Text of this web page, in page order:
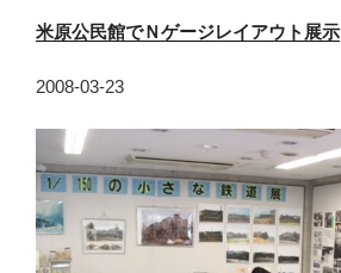
米原公民館でＮゲージレイアウト展示
2008-03-23